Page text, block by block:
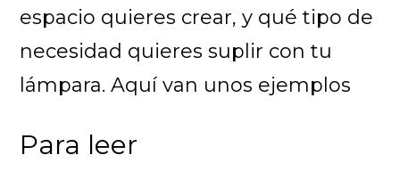
espacio quieres crear, y qué tipo de
necesidad quieres suplir con tu
lámpara. Aquí van unos ejemplos
Para leer